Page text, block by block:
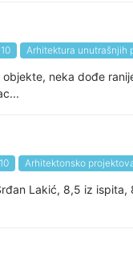
Arhitektura unutrašnjih
neka dođe
Arhitektonsko
Lakić, 8,5 iz